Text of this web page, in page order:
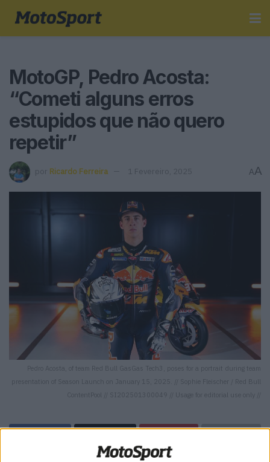
MotoGP, Pedro Acosta:
“Cometi alguns erros
estupidos que não quero
repetir”
por Ricardo Ferreira 1 Fevereiro, 2025 AA
Pedro Acosta, of team Red Bull GasGas Tech3, poses for a portrait during team
presentation of Season Launch on January 15, 2025. // Sophie Fleischer / Red Bull
ContentPool // SI202501300049 // Usage for editorial use only //